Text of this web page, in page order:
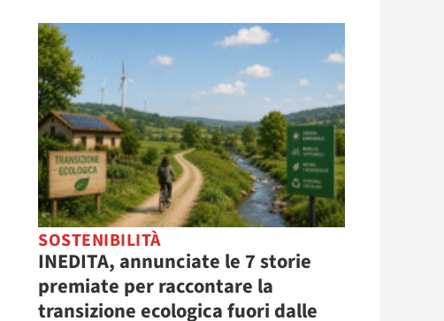
SOSTENIBILITÀ
INEDITA, annunciate le 7 storie
premiate per raccontare la
transizione ecologica fuori dalle